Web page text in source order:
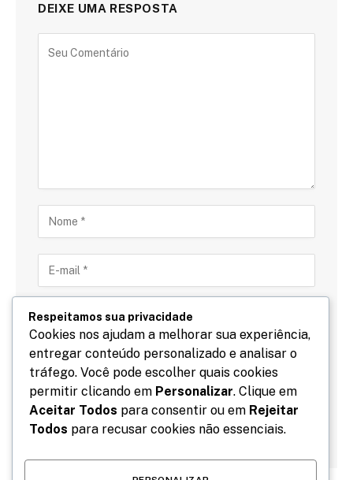
DEIXE UMA RESPOSTA
Salve meu nome, email e site neste navegador para
a próxima vez que eu comentar.
Respeitamos sua privacidade
Cookies nos ajudam a melhorar sua experiência,
entregar conteúdo personalizado e analisar o
tráfego. Você pode escolher quais cookies
permitir clicando em Personalizar. Clique em
Aceitar Todos para consentir ou em Rejeitar
Todos para recusar cookies não essenciais.